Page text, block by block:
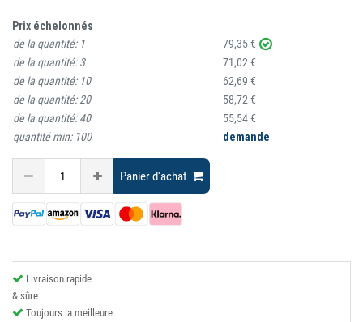
Prix échelonnés
de la quantité: 1
79,35 €
de la quantité:3
71,02 €
de la quantité: 10
62,69 €
de la quantité:20
58,72 €
de la quantité:40
55,54 €
quantité min: 100 demande
Panier d'achat
Livraison rapide
& sûre
Toujours la meilleure